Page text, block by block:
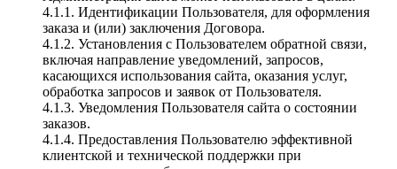
4.1.1. Идентификации Пользователя, для оформления
заказа и (или) заключения Договора.
4.1.2. Установления с Пользователем обратной связи,
включая направление уведомлений, запросов,
касающихся использования сайта, оказания услуг,
обработка запросов и заявок от Пользователя.
4.1.3. Уведомления Пользователя сайта о состоянии
заказов.
4.1.4. Предоставления Пользователю эффективной
клиентской и технической поддержки при